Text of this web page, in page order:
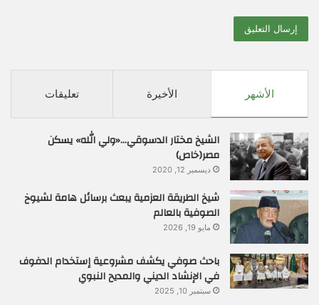
الأشهر الأخيرة تعليقات
الشيخ مختار الدسوقي…«ولي الله» يسكن
مصر(خاص)
ديسمبر 12, 2020
شيخ الطريقة العزمية يبعث برسائل هامة لشيوخ
الصوفية بالعالم
مايو 19, 2026
باحث صوفي يكشف مشروعية إستخدام الدفوف
في الإنشاد الديني والمديح النبوي
سبتمبر 10, 2025